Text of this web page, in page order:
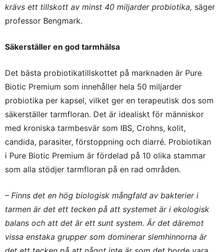
krävs ett tillskott av minst 40 miljarder probiotika, säger
professor Bengmark.
Säkerställer en god tarmhälsa
Det bästa probiotikatillskottet på marknaden är Pure
Biotic Premium som innehåller hela 50 miljarder
probiotika per kapsel, vilket ger en terapeutisk dos som
säkerställer tarmfloran. Det är idealiskt för människor
med kroniska tarmbesvär som IBS, Crohns, kolit,
candida, parasiter, förstoppning och diarré. Probiotikan
i Pure Biotic Premium är fördelad på 10 olika stammar
som alla stödjer tarmfloran på en rad områden.
– Finns det en hög biologisk mångfald av bakterier i
tarmen är det ett tecken på att systemet är i ekologisk
balans och att det är ett sunt system. Är det däremot
vissa enstaka grupper som dominerar slemhinnorna är